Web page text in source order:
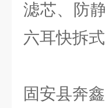
滤芯、防
六耳快拆
固安县奔